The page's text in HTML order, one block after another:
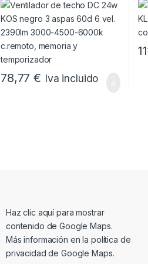
6000k c.remoto, memoria y
temporizador
78,77€ Iva incluido
Mostrar contenido de Google Maps
Haz clic aquí para mostrar
contenido de Google Maps.
Más información en la política de
privacidad de Google Maps.